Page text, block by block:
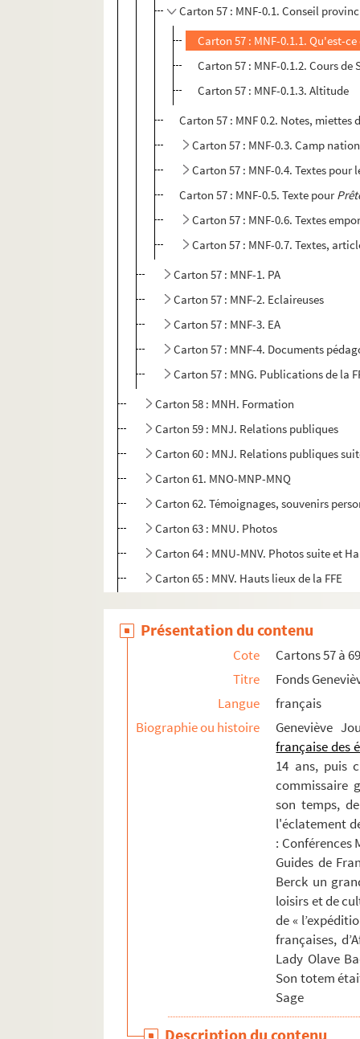
Carton 57 : MNF-0.1. Conseil
Carton 57 : MNF-0.1.1. Qu'est-
Carton 57 : MNF-0.1.2. Cours
Carton 57 : MNF-0.1.3. Altitude
Carton 57 : MNF 0.2. Notes, miettes
Carton 57 : MNF-0.3. Camp
Carton 57 : MNF-0.4. Textes pour
Carton 57 : MNF-0.5. Texte pour
Carton 57 : MNF-0.6. Textes
Carton 57 : MNF-0.7. Textes,
Carton 57 : MNF-1. PA
Carton 57 : MNF-2. Eclaireuses
Carton 57 : MNF-3. EA
Carton 57 : MNF-4. Documents
Carton 57 : MNG. Publications de la
Carton 58 : MNH. Formation
Carton 59 : MNJ. Relations publiques
Carton 60 : MNJ. Relations publiques
Carton 61. MNO-MNP-MNQ
Carton 62. Témoignages, souvenirs
Carton 63 : MNU. Photos
Carton 64 : MNU-MNV. Photos suite et
Carton 65 : MNV. Hauts lieux de la FFE
Carton 67 : MR et ML. Documents
Carton 68 : MNH MNJ MNN MNP.
Carton 69 : MNQ. Correspondance
Cartons 70 à 79. Fonds Muriel Glogg-Sage
Présentation du contenu
Cote
Cartons 57 à
Titre
Fonds
Langue
français
Biographie ou histoire
Geneviève
française des
14 ans, puis
commissaire
son temps,
l'éclatement
: Conférences
Guides de
Berck un
loisirs et de
de «
françaises,
Lady Olave
Son totem
Sage
Description du contenu